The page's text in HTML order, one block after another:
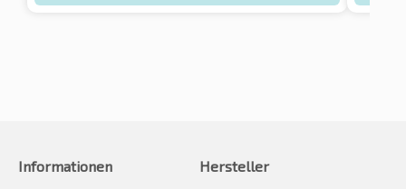
Informationen
Hersteller